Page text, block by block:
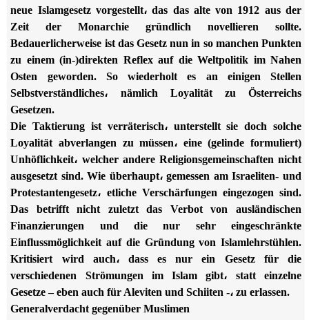
neue Islamgesetz vorgestellt، das das alte von 1912 aus der
Zeit der Monarchie gründlich novellieren sollte.
Bedauerlicherweise ist das Gesetz nun in so manchen Punkten
zu einem (in-)direkten Reflex auf die Weltpolitik im Nahen
Osten geworden. So wiederholt es an einigen Stellen
Selbstverständliches، nämlich Loyalität zu Österreichs
Gesetzen.
Die Taktierung ist verräterisch، unterstellt sie doch solche
Loyalität abverlangen zu müssen، eine (gelinde formuliert)
Unhöflichkeit، welcher andere Religionsgemeinschaften nicht
ausgesetzt sind. Wie überhaupt، gemessen am Israeliten- und
Protestantengesetz، etliche Verschärfungen eingezogen sind.
Das betrifft nicht zuletzt das Verbot von ausländischen
Finanzierungen und die nur sehr eingeschränkte
Einflussmöglichkeit auf die Gründung von Islamlehrstühlen.
Kritisiert wird auch، dass es nur ein Gesetz für die
verschiedenen Strömungen im Islam gibt، statt einzelne
Gesetze – eben auch für Aleviten und Schiiten -، zu erlassen.
Generalverdacht gegenüber Muslimen